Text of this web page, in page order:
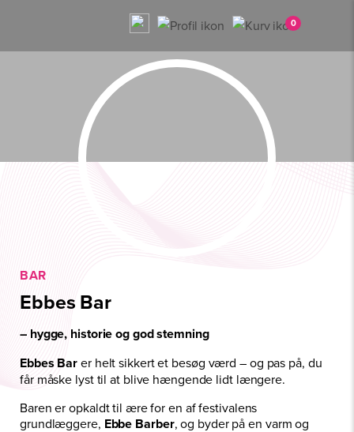
0
BAR
Ebbes Bar
– hygge, historie og god stemning
Ebbes Barer helt sikkert et besøg værd – og pas på, du
får måske lyst til at blive hængende lidt længere.
Baren er opkaldt til ære for en af festivalens
grundlæggere, Ebbe Barber, og byder på en varm og